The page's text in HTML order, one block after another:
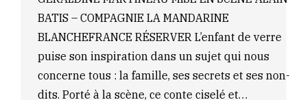
BATIS – COMPAGNIE LA MANDARINE
BLANCHEFRANCE RÉSERVER L’enfant de verre
puise son inspiration dans un sujet qui nous
concerne tous : la famille, ses secrets et ses non-
dits. Porté à la scène, ce conte ciselé et…